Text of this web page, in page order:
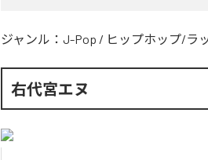
ジャンル： J-Pop / ヒップホップ/ラ
右代宮エヌ